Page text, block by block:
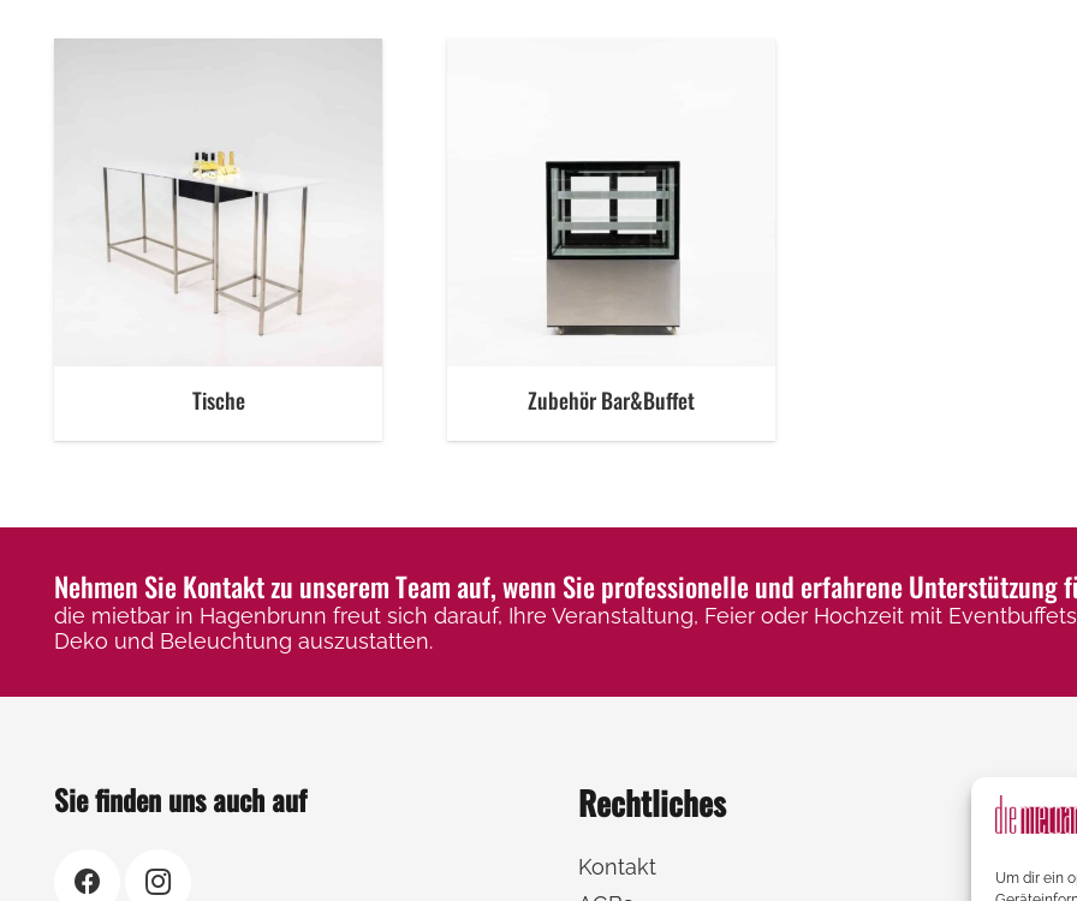
Um dir ein
Tische Zubehör Bar&Buffet
Nehmen Sie Kontakt zu unserem Team auf, wenn Sie professionelle und erfahrene Unterstützung
die mietbar in Hagenbrunn freut sich darauf, Ihre Veranstaltung, Feier oder Hochzeit mit
Deko und Beleuchtung auszustatten.
Sie finden uns auch auf Rechtliches
Kontakt